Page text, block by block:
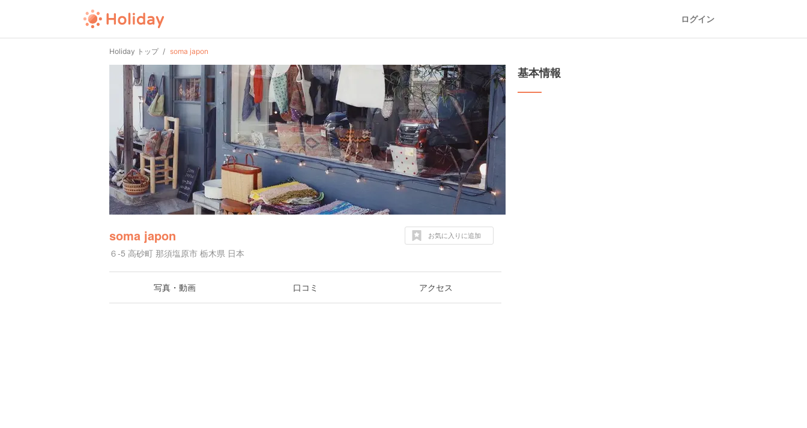
ログイン
Holiday トップ soma japon
soma japon
６-5 高砂町 那須塩原市 栃木県 日本
お気に入りに追加
写真・動画 口コミ アクセス
基本情報